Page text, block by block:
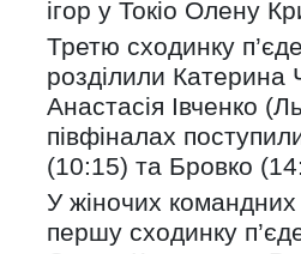
ігор у Токіо Олену
Третю сходинку
розділили Катерина
Анастасія Івченко
півфіналах
(10:15) та Бровко
У жіночих
першу сходинку